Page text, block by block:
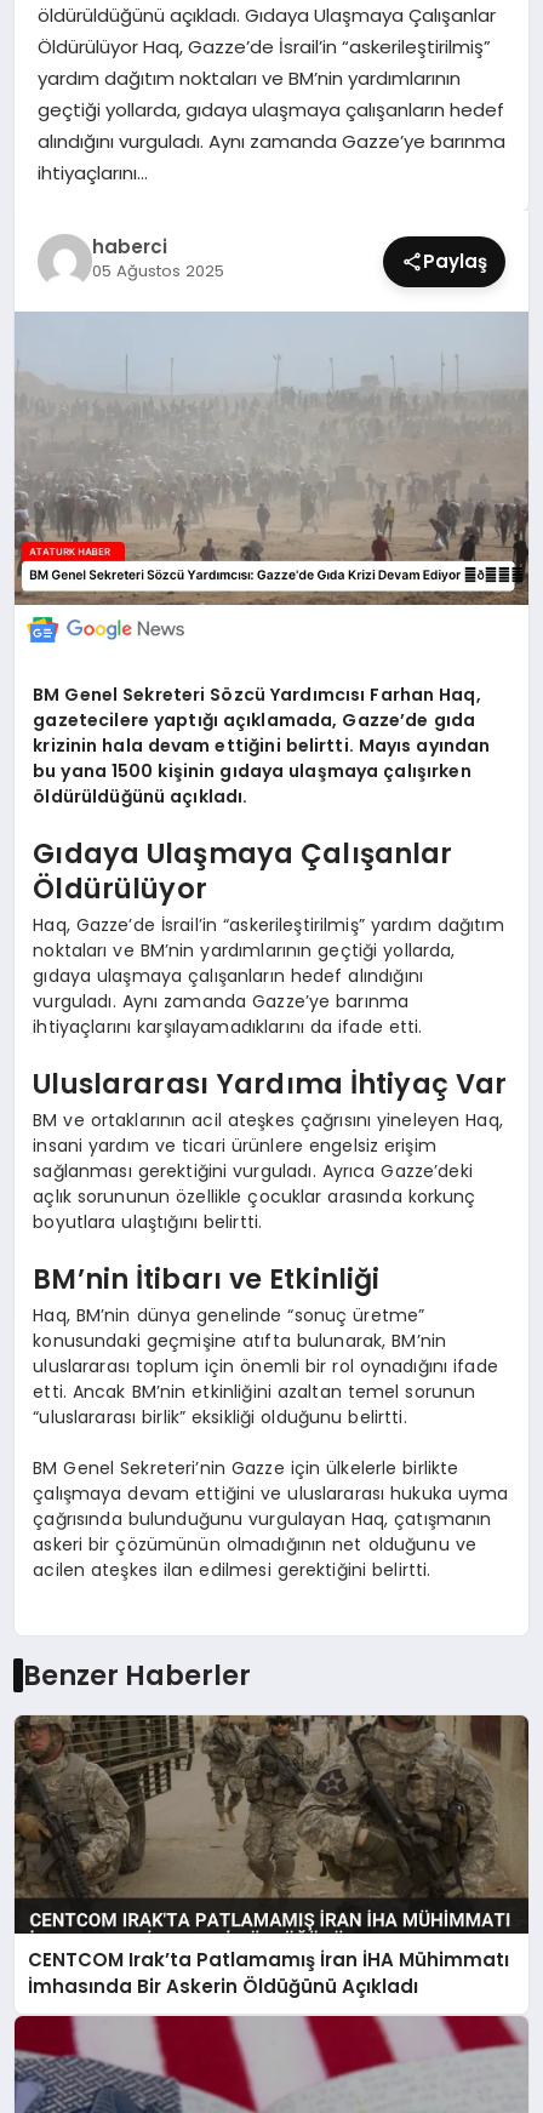
SPOR
TEKNOLOJI
YAŞAM
öldürüldüğünü açıkladı. Gıdaya Ulaşmaya Çalışanlar
Öldürülüyor Haq, Gazze’de İsrail’in “askerileştirilmiş”
yardım dağıtım noktaları ve BM’nin yardımlarının
geçtiği yollarda, gıdaya ulaşmaya çalışanların hedef
alındığını vurguladı. Aynı zamanda Gazze’ye barınma
ihtiyaçlarını…
haberci
05 Ağustos 2025 Paylaş
BM Genel Sekreteri Sözcü Yardımcısı Farhan Haq,
gazetecilere yaptığı açıklamada, Gazze’de gıda
krizinin hala devam ettiğini belirtti. Mayıs ayından
bu yana 1500 kişinin gıdaya ulaşmaya çalışırken
öldürüldüğünü açıkladı.
Gıdaya Ulaşmaya Çalışanlar
Öldürülüyor
Haq, Gazze’de İsrail’in “askerileştirilmiş” yardım dağıtım
noktaları ve BM’nin yardımlarının geçtiği yollarda,
gıdaya ulaşmaya çalışanların hedef alındığını
vurguladı. Aynı zamanda Gazze’ye barınma
ihtiyaçlarını karşılayamadıklarını da ifade etti.
Uluslararası Yardıma İhtiyaç Var
BM ve ortaklarının acil ateşkes çağrısını yineleyen Haq,
insani yardım ve ticari ürünlere engelsiz erişim
sağlanması gerektiğini vurguladı. Ayrıca Gazze’deki
açlık sorununun özellikle çocuklar arasında korkunç
boyutlara ulaştığını belirtti.
BM’nin İtibarı ve Etkinliği
Haq, BM’nin dünya genelinde “sonuç üretme”
konusundaki geçmişine atıfta bulunarak, BM’nin
uluslararası toplum için önemli bir rol oynadığını ifade
etti. Ancak BM’nin etkinliğini azaltan temel sorunun
“uluslararası birlik” eksikliği olduğunu belirtti.
BM Genel Sekreteri’nin Gazze için ülkelerle birlikte
çalışmaya devam ettiğini ve uluslararası hukuka uyma
çağrısında bulunduğunu vurgulayan Haq, çatışmanın
askeri bir çözümünün olmadığının net olduğunu ve
acilen ateşkes ilan edilmesi gerektiğini belirtti.
Benzer Haberler
CENTCOM Irak’ta Patlamamış İran İHA Mühimmatı
İmhasında Bir Askerin Öldüğünü Açıkladı